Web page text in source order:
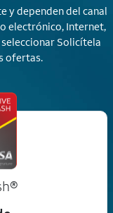
y dependen del canal
electrónico, Internet,
Solicítela
ofertas.